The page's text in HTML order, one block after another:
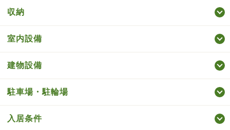
収納
室内設備
建物設備
駐車場・駐輪場
入居条件